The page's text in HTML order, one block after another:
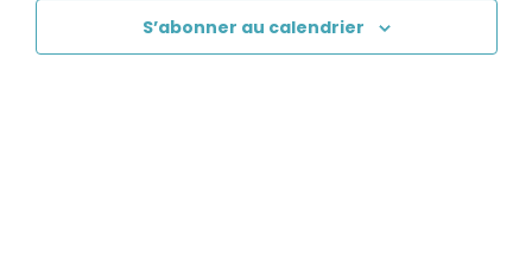
S’abonner au calendrier